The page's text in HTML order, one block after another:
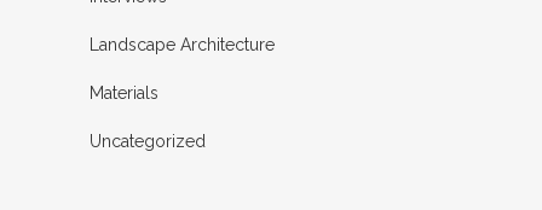
Landscape Architecture
Materials
Uncategorized